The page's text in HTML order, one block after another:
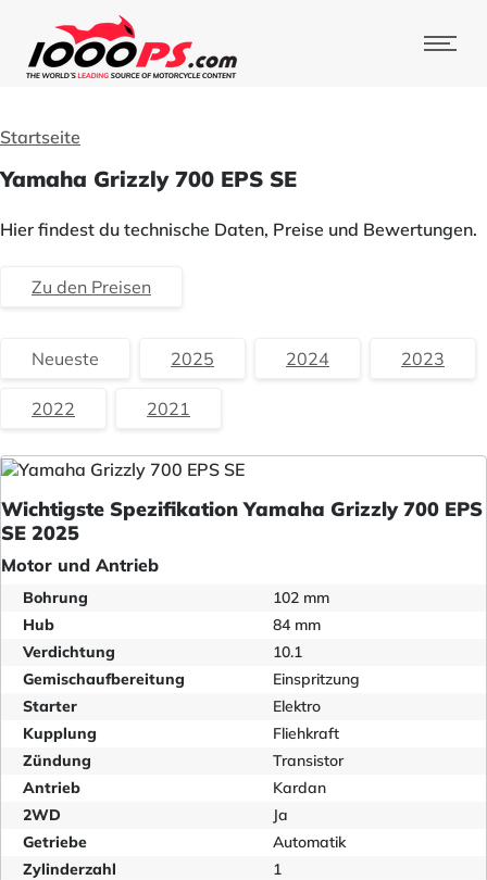
Startseite
Yamaha Grizzly 700 EPS SE
Hier findest du technische Daten, Preise und Bewertungen.
Zu den Preisen
Neueste 2025 2024 2023
2022 2021
Wichtigste Spezifikation Yamaha Grizzly 700 EPS
SE 2025
Motor und Antrieb
Bohrung
102 mm
Hub
84 mm
Verdichtung
10.1
Gemischaufbereitung
Einspritzung
Starter
Elektro
Kupplung
Fliehkraft
Zündung
Transistor
Antrieb
Kardan
2WD
Ja
Getriebe
Automatik
Zylinderzahl
1